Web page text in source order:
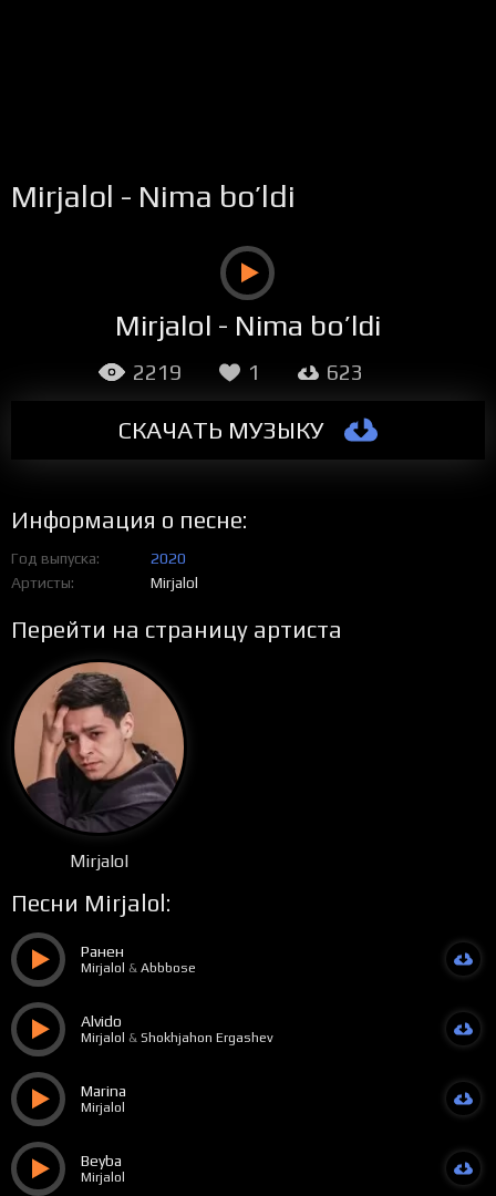
Mirjalol - Nima bo’ldi
Mirjalol - Nima bo’ldi
СКАЧАТЬ МУЗЫКУ
2219 1 623
Информация о песне:
Год выпуска
2020
Артисты
Mirjalol
Перейти на страницу артиста
Mirjalol
Песни Mirjalol:
Ранен
Mirjalol & Abbbose
Alvido
Mirjalol & Shokhjahon Ergashev
Marina
Mirjalol
Beyba
Mirjalol